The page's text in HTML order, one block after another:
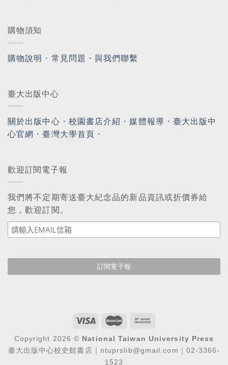
購物須知
購物說明 ・ 常見問題 ・與我們聯繫
臺大出版中心
關於出版中心 ・ 校園書店介紹 ・媒體報導 ・ 臺大出版中
心官網 ・臺灣大學首頁 ・
歡迎訂閱電子報
我們將不定期寄送臺大紀念品的新品資訊或折價券給
您，歡迎訂閱。
Copyright 2026 © National Taiwan University Press
臺大出版中心校史館書店｜ntuprslib@gmail.com｜02-3366-
1523